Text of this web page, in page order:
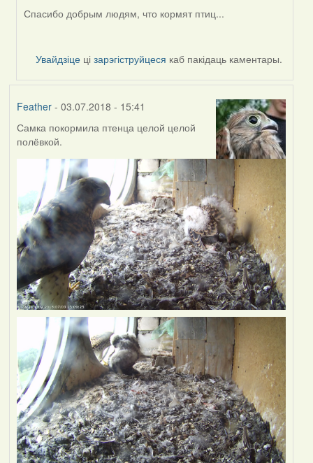
In
(госць)
Спасибо добрым людям, что кормят птиц...
Увайдзіце цізарэгіструйцеся каб пакідаць каментары.
Feather- 03.07.2018 - 15:41
Самка покормила птенца целой целой
полёвкой.